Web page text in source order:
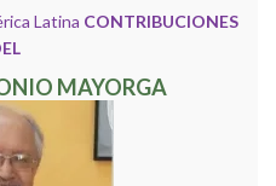
Latina CONTRIBUCIONES
MAYORGA